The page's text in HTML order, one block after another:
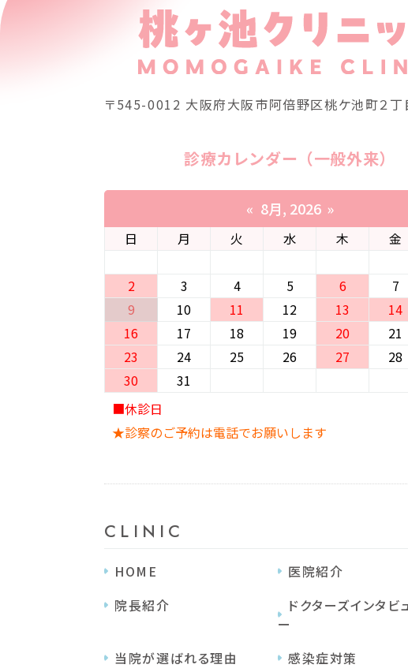
〒545-0012 ⼤阪府⼤阪市阿倍野区桃ケ池町２丁
診療カレンダー（一般外来）
« 8月, 2026 »
日 月 火 水 木 金
2
3 4 5 6 7
9
10 11 12 13 14
16
17 18 19 20 21
23
24 25 26 27 28
30
31
■休診日
★診察のご予約は電話でお願いします
CLINIC
HOME
医院紹介
院⻑紹介
ドクターズインタビ
ー
当院が選ばれる理由
感染症対策